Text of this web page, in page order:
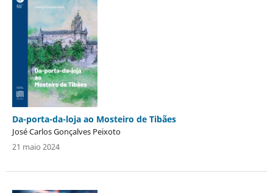
Da-porta-da-loja ao Mosteiro de Tibães
José Carlos Gonçalves Peixoto
21 maio 2024